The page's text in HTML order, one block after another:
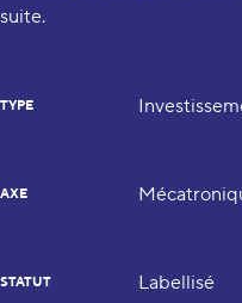
suite.
TYPE
AXE
STATUT Labellisé